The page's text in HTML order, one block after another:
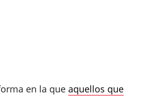
en la que aquellos que